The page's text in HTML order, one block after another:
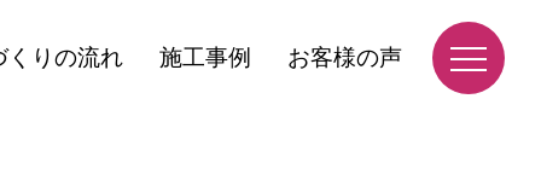
くりの流れ 施工事例 お客様の声